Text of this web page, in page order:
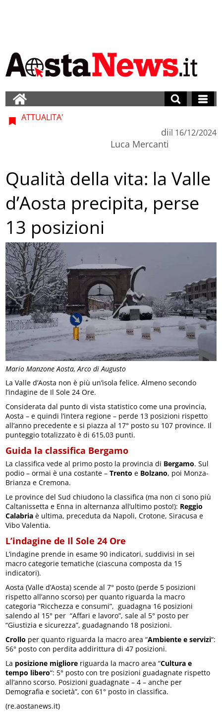
Mario Manzone Aosta, Arco di Augusto
ATTUALITA'
di
Luca Mercanti
il 16/12/2024
Qualità della vita: la Valle
d’Aosta precipita, perse
13 posizioni
La Valle d’Aosta non è più un’isola felice. Almeno secondo
l’indagine de Il Sole 24 Ore.
Considerata dal punto di vista statistico come una provincia,
Aosta – e quindi l’intera regione – perde 13 posizioni rispetto
all’anno precedente e si piazza al 17° posto su 107 province. Il
punteggio totalizzato è di 615,03 punti.
Guida la classifica Bergamo
La classifica vede al primo posto la provincia di Bergamo. Sul
podio – ormai è una costante –Trento e Bolzano, poi Monza-
Brianza e Cremona.
Le province del Sud chiudono la classifica (ma non ci sono più
Caltanissetta e Enna in alternanza all’ultimo posto!): Reggio
Calabria è ultima, preceduta da Napoli, Crotone, Siracusa e
Vibo Valentia.
L’indagine de Il Sole 24 Ore
L’indagine prende in esame 90 indicatori, suddivisi in sei
macro categorie tematiche (ciascuna composta da 15
indicatori).
Aosta (Valle d’Aosta) scende al 7° posto (perde 5 posizioni
rispetto all’anno scorso) per quanto riguarda la macro
categoria “Ricchezza e consumi”, guadagna 16 posizioni
salendo al 15° per “Affari e lavoro”, sale al 5° posto per
“Giustizia e sicurezza”, guadagnando 18 posizioni.
Crollo per quanto riguarda la macro area “Ambiente e servizi“:
56° posto con perdita addirittura di 47 posizioni.
La posizione migliore riguarda la macro area “Cultura e
tempo libero“: 5° posto con tre posizioni guadagnate rispetto
all’anno scorso. Posizioni guadagnate – 4 – anche per
Demografia e società”, con 61° posto in classifica.
(re.aostanews.it)